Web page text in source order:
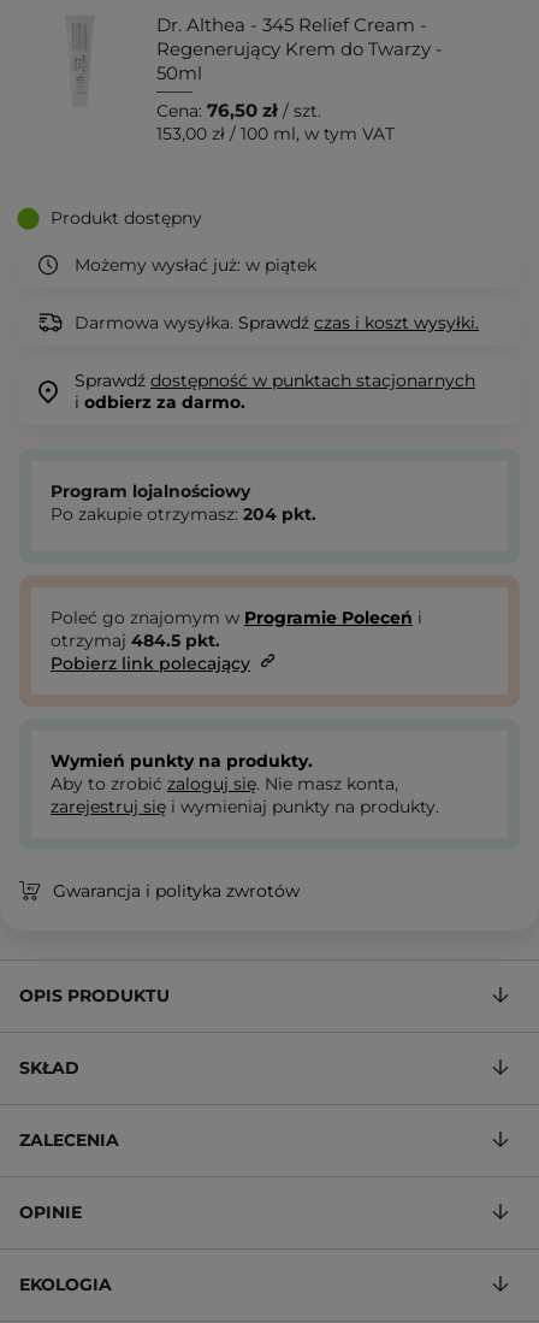
Dr. Althea - 345 Relief Cream -
Regenerujący Krem do Twarzy -
50ml
Cena: 76,50 zł / szt.
153,00 zł / 100 ml, w tym VAT
Produkt dostępny
Możemy wysłać już: w piątek
Darmowa wysyłka. Sprawdź czas i koszt wysyłki.
Sprawdź dostępność w punktach stacjonarnych
i odbierz za darmo.
Program lojalnościowy
Po zakupie otrzymasz: 204 pkt.
Poleć go znajomym w Programie Poleceń i
otrzymaj 484.5 pkt.
Pobierz link polecający
Wymień punkty na produkty.
Aby to zrobić zaloguj się. Nie masz konta,
zarejestruj się i wymieniaj punkty na produkty.
Gwarancja i polityka zwrotów
OPIS PRODUKTU
SKŁAD
ZALECENIA
OPINIE
EKOLOGIA